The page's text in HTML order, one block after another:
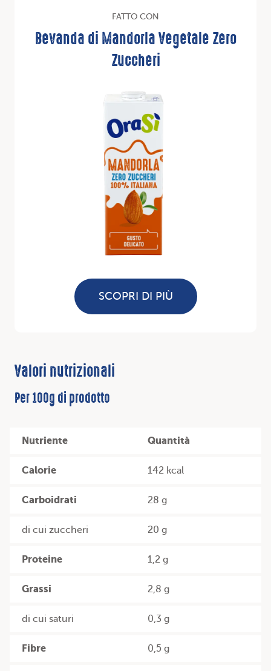
FATTO CON
Bevanda di Mandorla Vegetale Zero
Zuccheri
SCOPRI DI PIÙ
Valori nutrizionali
Per 100g di prodotto
Nutriente Quantità
Calorie 142 kcal
Carboidrati 28 g
di cui zuccheri 20 g
Proteine 1,2 g
Grassi 2,8 g
di cui saturi 0,3 g
Fibre 0,5 g